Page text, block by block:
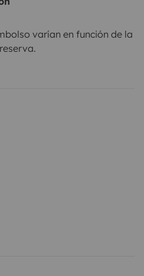
varían en función de la